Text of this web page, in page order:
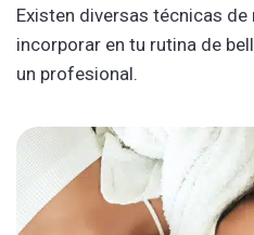
Existen diversas técnicas
incorporar en tu rutina de
un profesional.